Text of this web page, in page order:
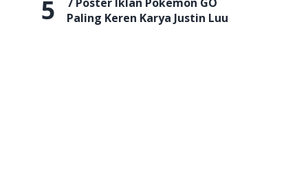
5
Paling Keren Karya Justin Luu